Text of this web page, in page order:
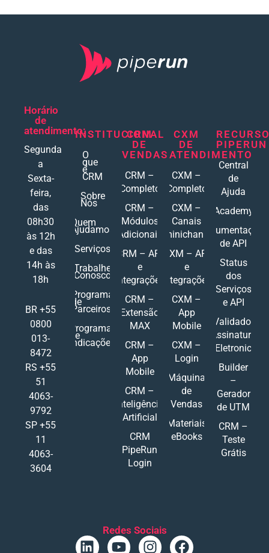
Horário
de
atendimento:
Segunda
a
Sexta-
feira,
das
08h30
às 12h
e das
14h às
18h
BR +55
0800
013-
8472
RS +55
51
4063-
9792
SP +55
11
4063-
3604
INSTITUCIONAL
O
que
é
CRM
Sobre
Nós
Quem
Ajudamos
Serviços
Trabalhe
Conosco
Programa
de
Parceiros
Programa
de
Indicações
CRM
DE
VENDAS
CRM –
Completo
CRM –
Módulos
Adicionais
CRM – API
e
Integrações
CRM –
Extensão
MAX
CRM –
App
Mobile
CRM –
Inteligência
Artificial
CRM
PipeRun
Login
CXM
DE
ATENDIMENTO
CXM –
Completo
CXM –
Canais
Ominichannel
CXM – API
e
Integrações
CXM –
App
Mobile
CXM –
Login
Máquina
de
Vendas
Materiais
eBooks
PIPERUN
Central
de
Ajuda
Academy
Documentações
de API
Status
dos
Serviços
e API
Validador
Assinatura
Eletronic
Builder
–
Gerador
de UTM
CRM –
Teste
Grátis
Redes Sociais